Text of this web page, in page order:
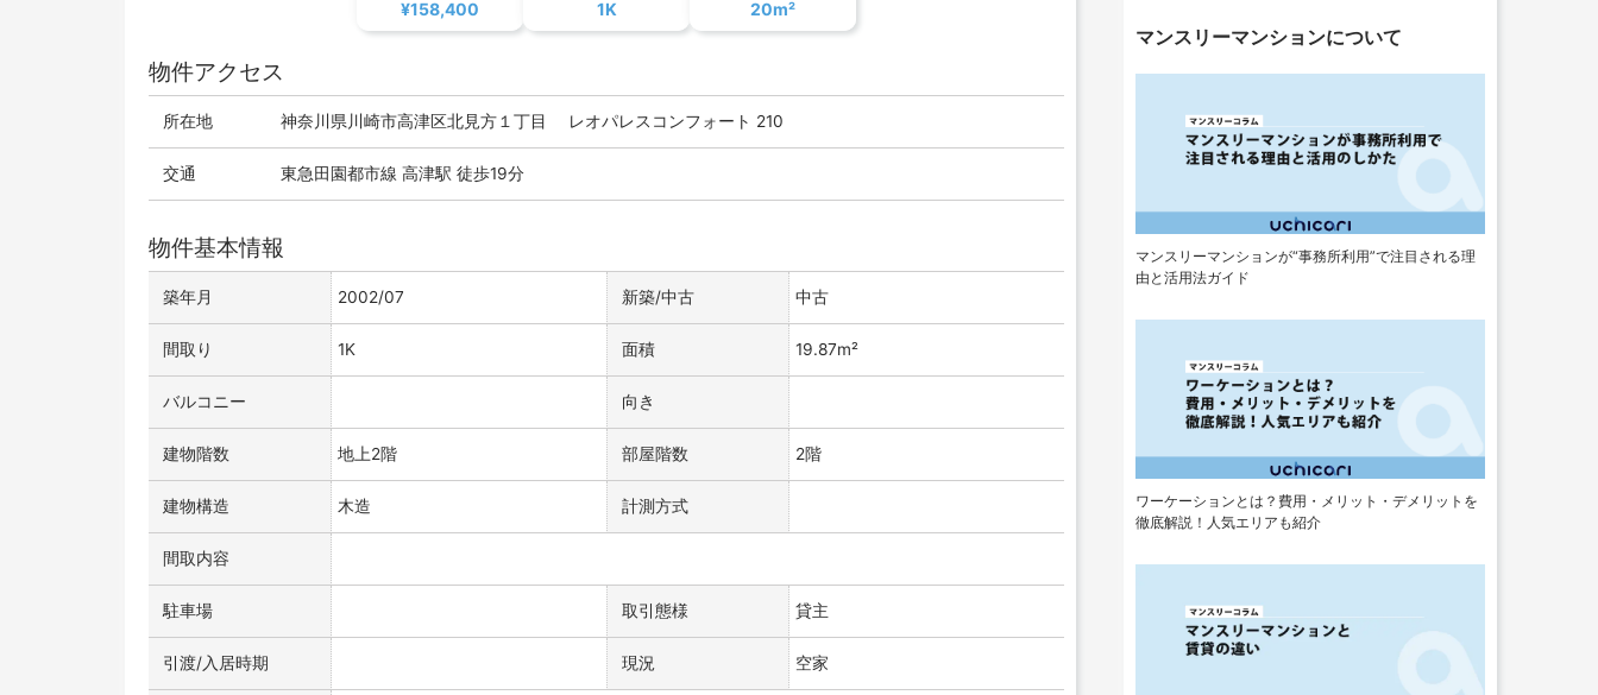
¥158,400 1K 20m²
物件アクセス
所在地 神奈川県川崎市高津区北見方１丁目 レオパレスコンフォート 210
交通 東急田園都市線 高津駅 徒歩19分
物件基本情報
築年月 2002/07 新築/中古 中古
間取り 1K 面積 19.87m²
バルコニー 向き
建物階数 地上2階 部屋階数 2階
建物構造 木造 計測方式
間取内容
駐車場 取引態様 貸主
引渡/入居時期 現況 空家
マンスリーマンションについて
マンスリーマンションが“事務所利用”で注目される理
由と活用法ガイド
ワーケーションとは？費用・メリット・デメリットを
徹底解説！人気エリアも紹介